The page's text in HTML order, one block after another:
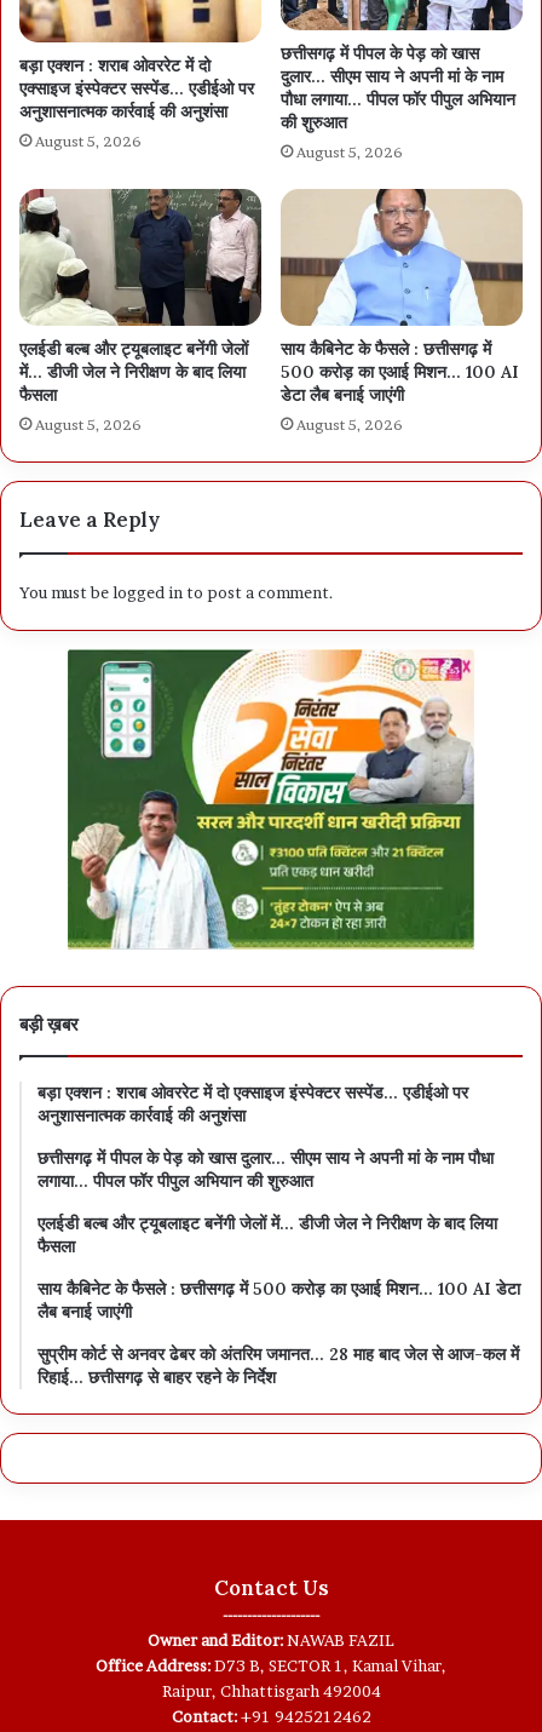
बड़ा एक्शन : शराब ओवररेट में दो
एक्साइज इंस्पेक्टर सस्पेंड… एडीईओ पर
अनुशासनात्मक कार्रवाई की अनुशंसा
August 5, 2026
छत्तीसगढ़ में पीपल के पेड़ को खास
दुलार… सीएम साय ने अपनी मां के नाम
पौधा लगाया… पीपल फॉर पीपुल अभियान
की शुरुआत
August 5, 2026
एलईडी बल्ब और ट्यूबलाइट बनेंगी जेलों
में… डीजी जेल ने निरीक्षण के बाद लिया
फैसला
August 5, 2026
साय कैबिनेट के फैसले : छत्तीसगढ़ में
500 करोड़ का एआई मिशन… 100 AI
डेटा लैब बनाई जाएंगी
August 5, 2026
Leave a Reply
You must belogged in to post a comment.
बड़ी ख़बर
बड़ा एक्शन : शराब ओवररेट में दो एक्साइज इंस्पेक्टर सस्पेंड… एडीईओ पर
अनुशासनात्मक कार्रवाई की अनुशंसा
छत्तीसगढ़ में पीपल के पेड़ को खास दुलार… सीएम साय ने अपनी मां के नाम पौधा
लगाया… पीपल फॉर पीपुल अभियान की शुरुआत
एलईडी बल्ब और ट्यूबलाइट बनेंगी जेलों में… डीजी जेल ने निरीक्षण के बाद लिया
फैसला
साय कैबिनेट के फैसले : छत्तीसगढ़ में 500 करोड़ का एआई मिशन… 100 AI डेटा
लैब बनाई जाएंगी
सुप्रीम कोर्ट से अनवर ढेबर को अंतरिम जमानत… 28 माह बाद जेल से आज-कल में
रिहाई… छत्तीसगढ़ से बाहर रहने के निर्देश
Contact Us
--------------------
Owner and Editor:NAWAB FAZIL
Office Address:D73 B, SECTOR 1, Kamal Vihar,
Raipur, Chhattisgarh 492004
Contact:+91 9425212462